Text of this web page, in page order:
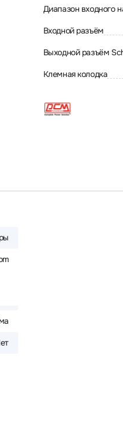
Диапазон входного
Входной разъём
Выходной разъём
Клемная колодка